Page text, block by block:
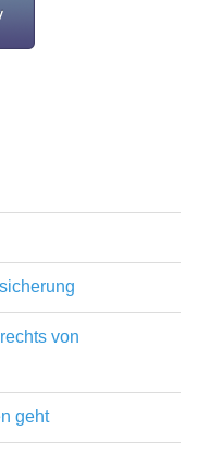
von
geht